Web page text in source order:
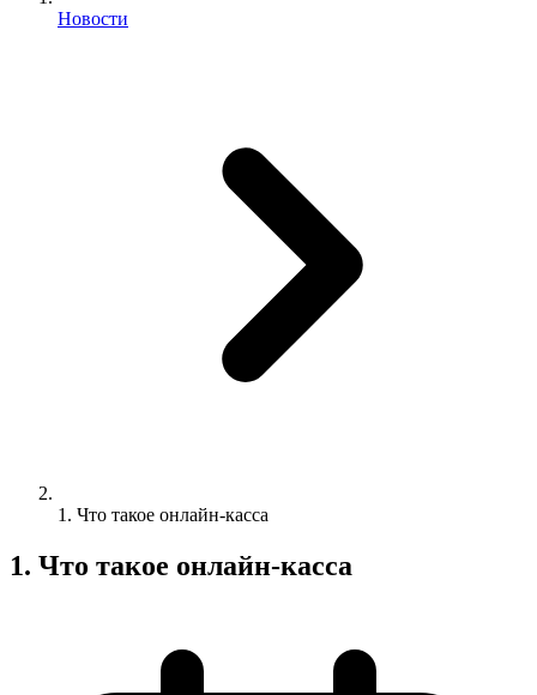
Новости
1. Что такое онлайн-касса
1. Что такое онлайн-касса